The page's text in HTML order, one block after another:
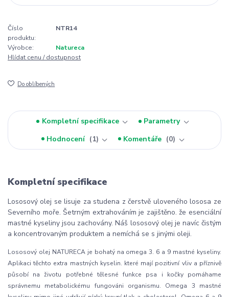
Číslo
produktu:
NTR14
Výrobce:
Natureca
Hlídat cenu / dostupnost
Do oblíbených
Kompletní specifikace
Parametry
Hodnocení
1 Komentáře 0
Kompletní specifikace
Lososový olej se lisuje za studena z čerstvě uloveného lososa ze
Severního moře. Šetrným extrahováním je zajištěno. že esenciální
mastné kyseliny jsou zachovány. Náš lososový olej je navíc čistým
a koncentrovaným produktem a nemíchá se s jinými oleji.
Lososový olej NATURECA je bohatý na omega 3. 6 a 9 mastné kyseliny.
Aplikaci těchto extra mastných kyselin. které mají pozitivní vliv a příznivě
působí na životu potřebné tělesné funkce psa i kočky pomáhame
správnemu metabolickému fungováni organismu. Omega 3 mastné